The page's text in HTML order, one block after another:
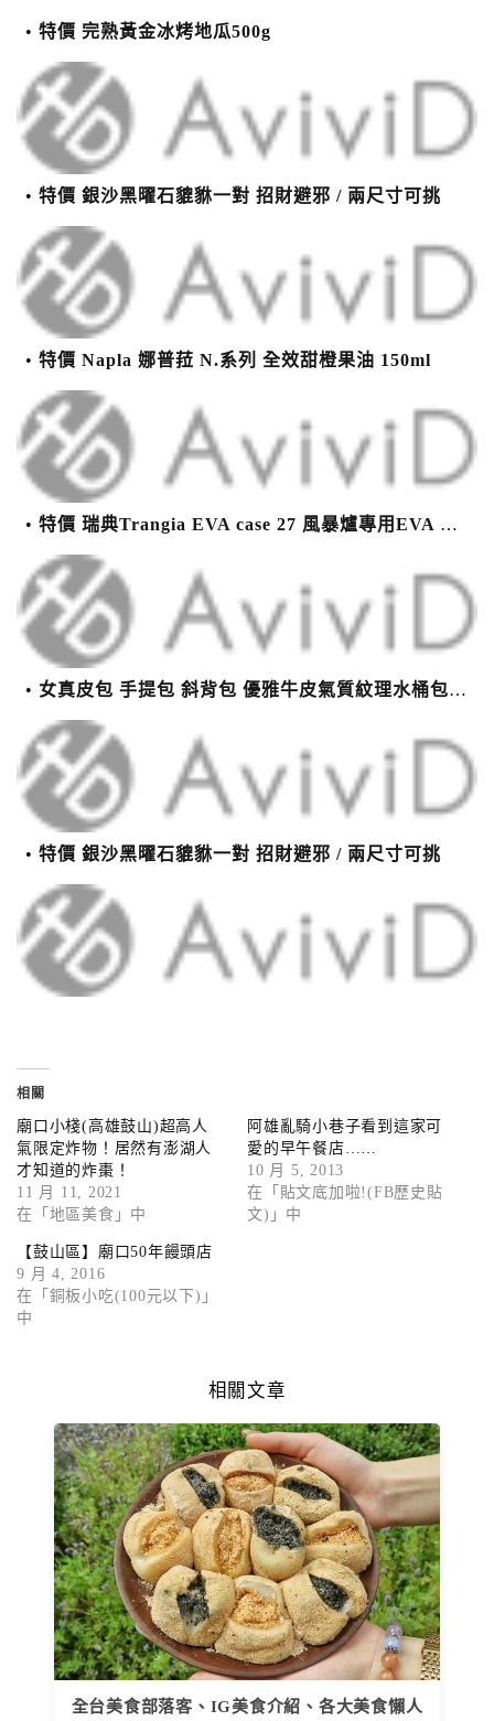
特價 完熟黃金冰烤地瓜500g
特價 銀沙黑曜石貔貅一對 招財避邪 / 兩尺寸可挑
特價 Napla 娜普菈 N.系列 全效甜橙果油 150ml
特價 瑞典Trangia EVA case 27 風暴爐專用EVA 防護外盒(小)-黑
女真皮包 手提包 斜背包 優雅牛皮氣質紋理水桶包(2色)【XBO7950112】＊艾美時尚(現+預)
特價 銀沙黑曜石貔貅一對 招財避邪 / 兩尺寸可挑
相關
廟口小棧(高雄鼓山)超高人
氣限定炸物！居然有澎湖人
才知道的炸棗！
11 月 11, 2021
在「地區美食」中
阿雄亂騎小巷子看到這家可
愛的早午餐店……
10 月 5, 2013
在「貼文底加啦!(FB歷史貼
文)」中
【鼓山區】廟口50年饅頭店
9 月 4, 2016
在「銅板小吃(100元以下)」
中
相關文章
全台美食部落客、IG美食介紹、各大美食懶人